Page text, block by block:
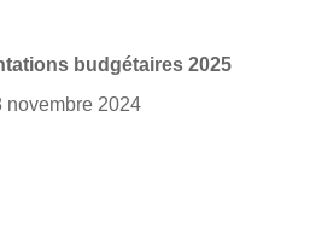
budgétaires 2025
novembre 2024